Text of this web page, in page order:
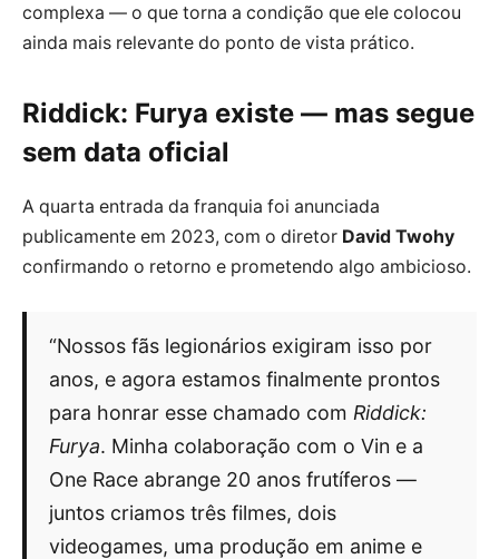
complexa — o que torna a condição que ele colocou
ainda mais relevante do ponto de vista prático.
Riddick: Furya existe — mas segue
sem data oficial
A quarta entrada da franquia foi anunciada
publicamente em 2023, com o diretor David Twohy
confirmando o retorno e prometendo algo ambicioso.
“Nossos fãs legionários exigiram isso por
anos, e agora estamos finalmente prontos
para honrar esse chamado com Riddick:
Furya. Minha colaboração com o Vin e a
One Race abrange 20 anos frutíferos —
juntos criamos três filmes, dois
videogames, uma produção em anime e